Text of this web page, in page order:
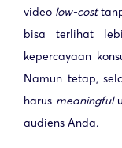
video low-cost
bisa terlihat
kepercayaan
Namun tetap,
harus meaningful
audiens Anda.